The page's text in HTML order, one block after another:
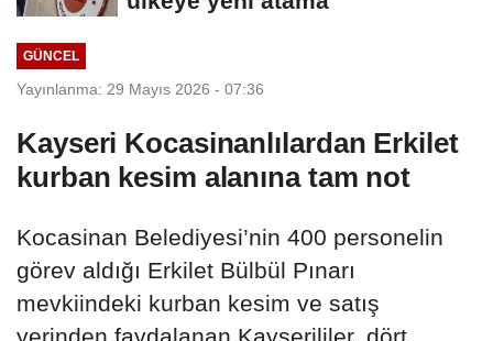
GÜNCEL
Yayınlanma: 29 Mayıs 2026 - 07:36
Kayseri Kocasinanlılardan Erkilet
kurban kesim alanına tam not
Kocasinan Belediyesi’nin 400 personelin
görev aldığı Erkilet Bülbül Pınarı
mevkiindeki kurban kesim ve satış
yerinden faydalanan Kayserililer, dört